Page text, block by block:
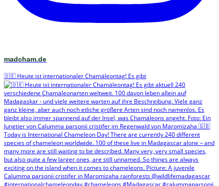
madcham.de
🇩🇪 Heute ist internationaler Chamäleontag! Es gibt